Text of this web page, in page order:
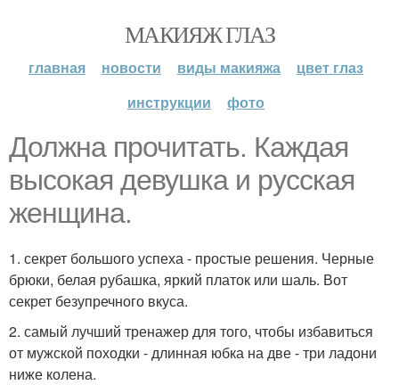
МАКИЯЖ ГЛАЗ
главная новости виды макияжа
цвет глаз
инструкции
фото
Должна прочитать. Каждая
высокая девушка и русская
женщина.
1. секрет большого успеха - простые решения. Черные
брюки, белая рубашка, яркий платок или шаль. Вот
секрет безупречного вкуса.
2. самый лучший тренажер для того, чтобы избавиться
от мужской походки - длинная юбка на две - три ладони
ниже колена.